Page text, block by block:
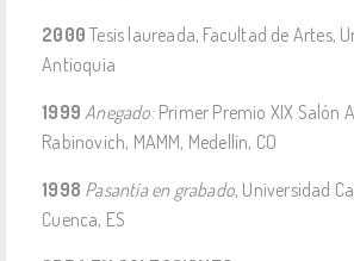
2000 Tesis laureada, Facultad de Artes,
Antioquia
1999 Anegado: Primer Premio XIX Salón
Rabinovich, MAMM, Medellín, CO
1998 Pasantía en grabado, Universidad
Cuenca, ES